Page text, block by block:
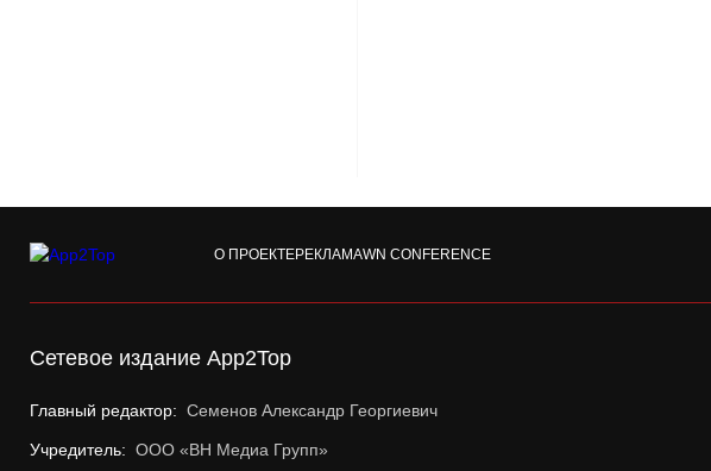
О ПРОЕКТЕРЕКЛАМАWN CONFERENCE
Сетевое издание App2Top
Главный редактор: Семенов Александр Георгиевич
Учредитель: ООО «ВН Медиа Групп»